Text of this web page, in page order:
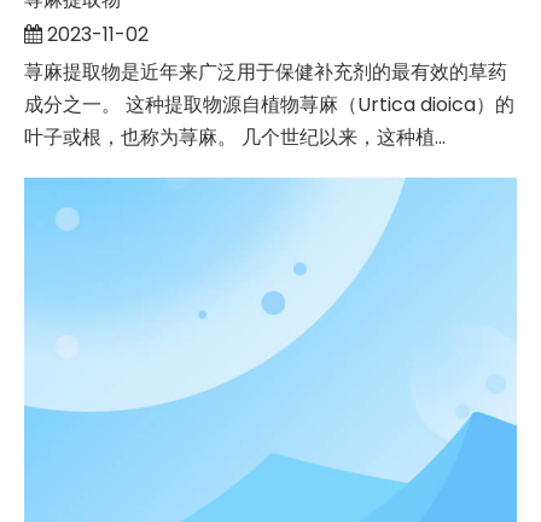
2023-11-02
荨麻提取物是近年来广泛用于保健补充剂的最有效的草药
成分之一。 这种提取物源自植物荨麻（Urtica dioica）的
叶子或根，也称为荨麻。 几个世纪以来，这种植...